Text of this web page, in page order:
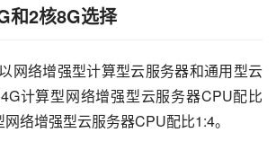
和2核8G选择
网络增强型计算型云服务器和通用型云
计算型网络增强型云服务器CPU配比
络增强型云服务器CPU配比1:4。